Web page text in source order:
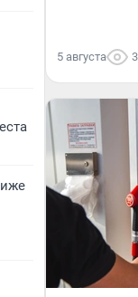
5 августа